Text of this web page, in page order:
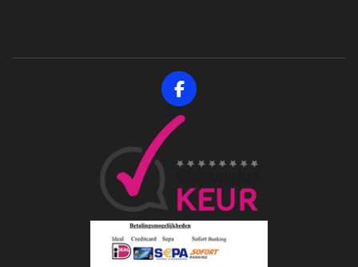
F
a
c
b
o
k